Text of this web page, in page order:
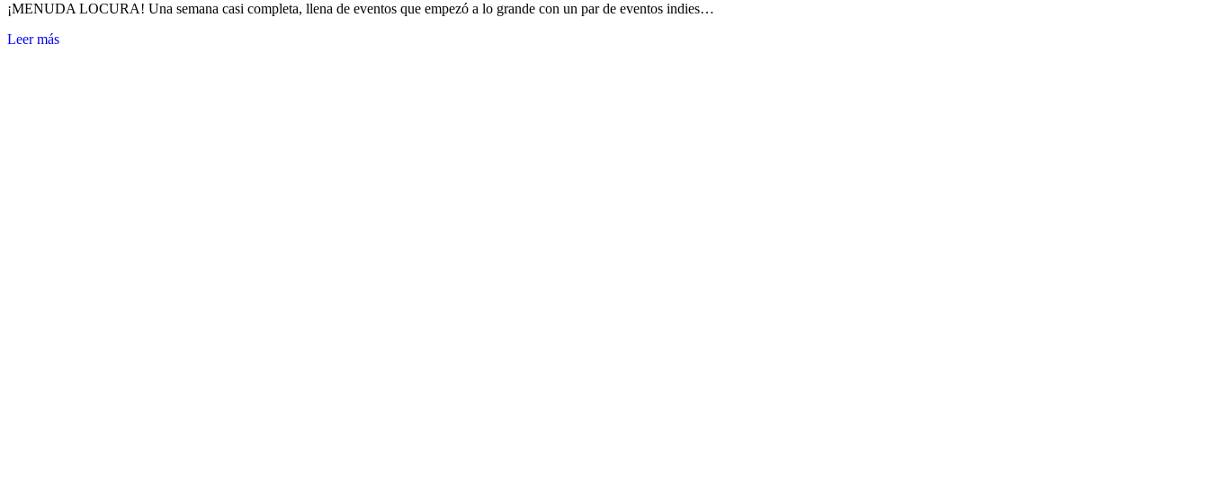
¡MENUDA LOCURA! Una semana casi completa, llena de eventos que empezó a lo grande con un par de eventos indies…
Leer más